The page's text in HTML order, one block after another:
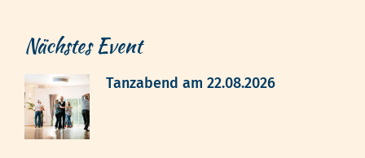
Nächstes Event
Tanzabend am 22.08.2026